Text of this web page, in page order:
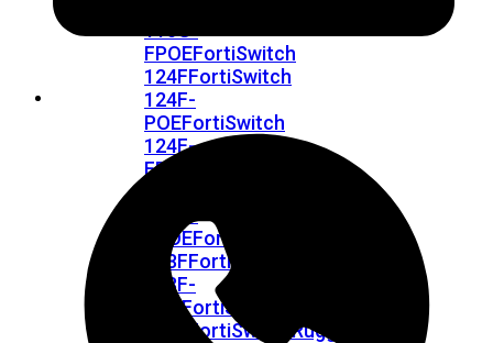
FPOEFortiSwitch
124FFortiSwitch
124F-
POEFortiSwitch
124F-
FPOE
FPOEFortiSwitch
148FFortiSwitch
148F-
FortiSwitchRugged
FortiSwitchRugged